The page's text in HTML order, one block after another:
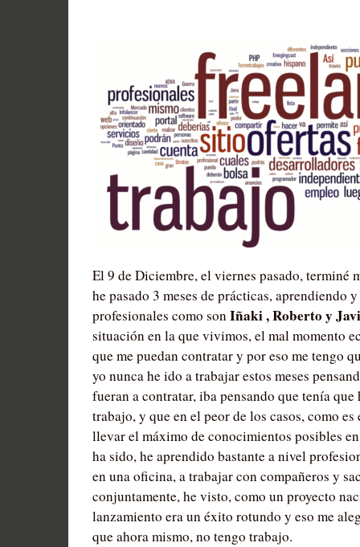
El 9 de Diciembre, el viernes pasado, terminé
he pasado 3 meses de prácticas, aprendiendo
profesionales como sonIñaki , Roberto y
situación en la que vivimos, el mal momento
que me puedan contratar y por eso me tengo
yo nunca he ido a trabajar estos meses
fueran a contratar, iba pensando que tenía
trabajo, y que en el peor de los casos, como
llevar el máximo de conocimientos posibles
ha sido, he aprendido bastante a nivel
en una oficina, a trabajar con compañeros y
conjuntamente, he visto, como un proyecto
lanzamiento era un éxito rotundo y eso me
que ahora mismo, no tengo trabajo.